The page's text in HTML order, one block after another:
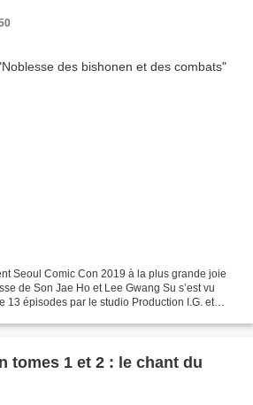
Seoul Comic Con 2019 à la plus grande joie
de Son Jae Ho et Lee Gwang Su s’est vu
13 épisodes par le studio Production I.G. et
tomes 1 et 2 : le chant du